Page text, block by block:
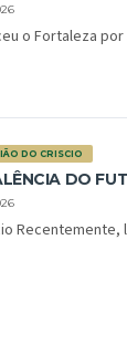
o Fortaleza por
DO CRISCIO
DO
Recentemente,